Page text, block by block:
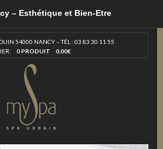
– Esthétique et Bien-Etre
54000 NANCY – TÉL : 03 83 30 11 55
0 PRODUIT 0,00€